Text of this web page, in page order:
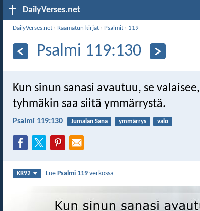
DailyVerses.net
DailyVerses.net › Raamatun kirjat › Psalmit › 119
Psalmi 119:130
Kun sinun sanasi avautuu, se valaisee,
tyhmäkin saa siitä ymmärrystä.
Psalmi 119:130 Jumalan Sana ymmärrys valo
KR92 LuePsalmi 119 verkossa